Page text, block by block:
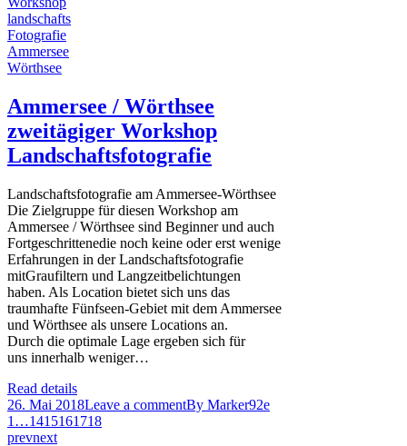
Ammersee / Wörthsee
zweitägiger Workshop
Landschaftsfotografie
Landschaftsfotografie am Ammersee-Wörthsee
Die Zielgruppe für diesen Workshop am
Ammersee / Wörthsee sind Beginner und auch
Fortgeschrittenedie noch keine oder erst wenige
Erfahrungen in der Landschaftsfotografie
mitGraufiltern und Langzeitbelichtungen
haben. Als Location bietet sich uns das
traumhafte Fünfseen-Gebiet mit dem Ammersee
und Wörthsee als unsere Locations an.
Durch die optimale Lage ergeben sich für
uns innerhalb weniger…
Read details
26. Mai 2018Leave a commentBy Marker92e
1 …1415161718
prevnext